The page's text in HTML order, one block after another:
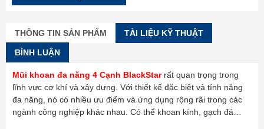
THÔNG TIN SẢN PHẨM TÀI LIỆU KỸ THUẬT
BÌNH LUẬN
Mũi khoan đa năng 4 Cạnh BlackStar rất quan trọng trong
lĩnh vực cơ khí và xây dựng. Với thiết kế đặc biệt và tính năng
đa năng, nó có nhiều ưu điểm và ứng dụng rộng rãi trong các
ngành công nghiệp khác nhau. Có thể khoan kính, gạch đá…